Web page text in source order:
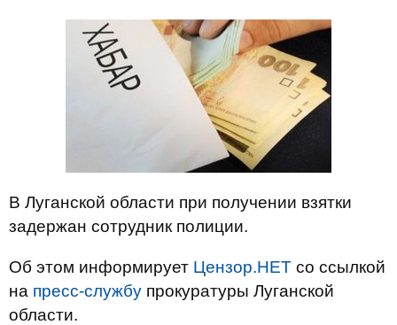
В Луганской области при получении взятки
задержан сотрудник полиции.
Об этом информирует Цензор.НЕТ со ссылкой
на пресс-службу прокуратуры Луганской
области.